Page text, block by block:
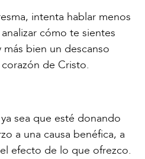
intenta hablar menos
cómo te sientes
bien un descanso
de Cristo.
sea que esté donando
a una causa benéfica, a
efecto de lo que ofrezco.